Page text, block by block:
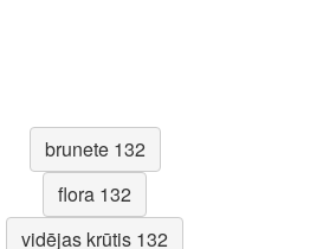
brunete 132
flora 132
vidējas krūtis 132